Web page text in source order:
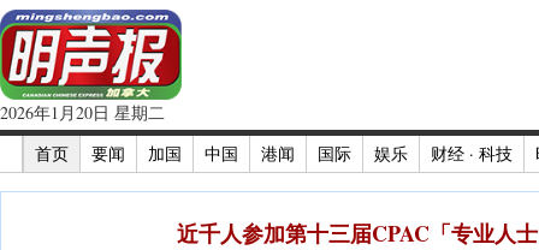
2026年1月20日 星期二
首页
要闻 加国 中国 港闻 国际 娱乐 财经 · 科技
近千人参加第十三届CPAC「专业人